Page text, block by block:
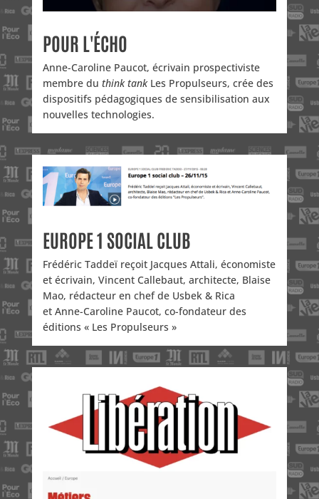
POUR L'ÉCHO
Anne-Caroline Paucot, écrivain prospectiviste
membre du think tank Les Propulseurs, crée des
dispositifs pédagogiques de sensibilisation aux
nouvelles technologies.
EUROPE 1 SOCIAL CLUB
Frédéric Taddeï reçoit Jacques Attali, économiste
et écrivain, Vincent Callebaut, architecte, Blaise
Mao, rédacteur en chef de Usbek & Rica
et Anne-Caroline Paucot, co-fondateur des
éditions « Les Propulseurs »